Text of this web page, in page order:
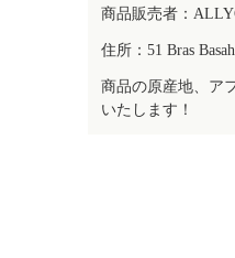
商品販売者：
住所：51 Bras
商品の原産地、ア
いたします！